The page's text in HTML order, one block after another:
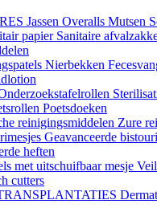
Jassen Overalls Mutsen
papier Sanitaire
Nierbekken
Poetsdoeken
reinigingsmiddelen Zure
Geavanceerde
heften
met uitschuifbaar mesje
cutters